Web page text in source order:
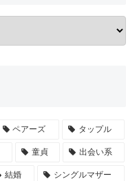
ペアーズ タップル
童貞 出会い系
結婚 シングルマザー